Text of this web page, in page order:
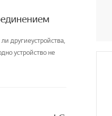
другиеустройства,
устройство не